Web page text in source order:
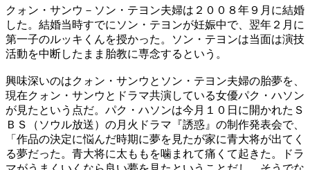
クォン・サンウ－ソン・テヨン夫婦は２００８年９月に結婚
した。結婚当時すでにソン・テヨンが妊娠中で、翌年２月に
第一子のルッキくんを授かった。ソン・テヨンは当面は演技
活動を中断したまま胎教に専念するという。
興味深いのはクォン・サンウとソン・テヨン夫婦の胎夢を、
現在クォン・サンウとドラマ共演している女優パク・ハソン
が見たという点だ。パク・ハソンは今月１０日に開かれたＳ
ＢＳ（ソウル放送）の月火ドラマ『誘惑』の制作発表会で、
「作品の決定に悩んだ時期に夢を見たが家に青大将が出てく
る夢だった。青大将に太ももを噛まれて痛くて起きた。ドラ